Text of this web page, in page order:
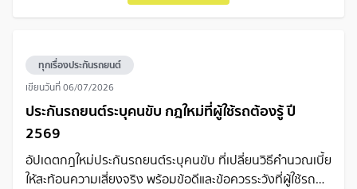
ทุกเรื่องประกันรถยนต์
เขียนวันที่06/07/2026
ประกันรถยนต์ระบุคนขับ กฎใหม่ที่ผู้ใช้รถต้องรู้ ปี
2569
อัปเดตกฎใหม่ประกันรถยนต์ระบุคนขับ ที่เปลี่ยนวิธีคำนวณเบี้ย
ให้สะท้อนความเสี่ยงจริง พร้อมข้อดีและข้อควรระวังที่ผู้ใช้รถ